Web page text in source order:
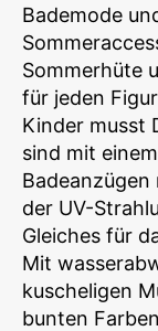
Bademode
Sommerhüte
für jeden
Kinder musst
sind mit
der UV-
Gleiches für
Mit
kuscheligen
bunten